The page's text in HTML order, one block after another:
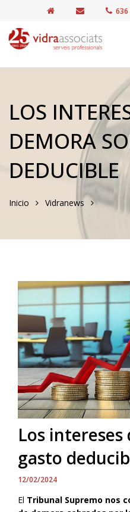
636
LOS
DEMORA
DEDUCIBLE
Inicio Vidranews
Los intereses
gasto
12/02/2024
El Tribunal Supremo nos